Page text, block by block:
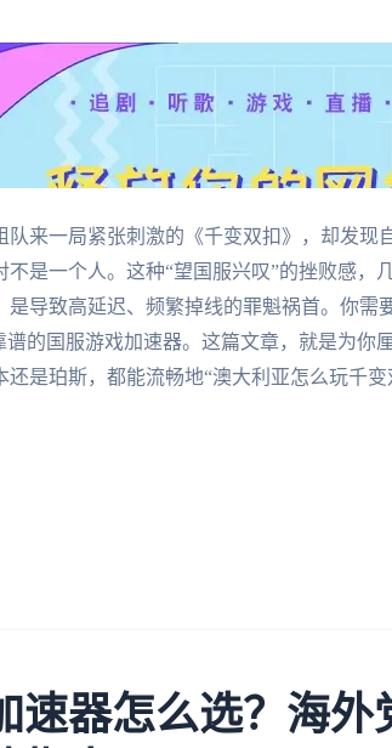
来一局紧张刺激的《千变双扣》，却发现
是一个人。这种“望国服兴叹”的挫败感，
导致高延迟、频繁掉线的罪魁祸首。你需
的国服游戏加速器。这篇文章，就是为你
是珀斯，都能流畅地“澳大利亚怎么玩千变
速器怎么选？海外